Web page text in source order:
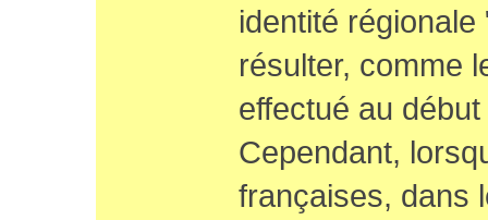
identité
résulter, comme
effectué au
Cependant,
françaises, dans